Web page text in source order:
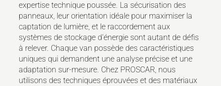
expertise technique poussée. La sécurisation des
panneaux, leur orientation idéale pour maximiser la
captation de lumière, et le raccordement aux
systèmes de stockage d'énergie sont autant de défis
à relever. Chaque van possède des caractéristiques
uniques qui demandent une analyse précise et une
adaptation sur-mesure. Chez PROSCAR, nous
utilisons des techniques éprouvées et des matériaux